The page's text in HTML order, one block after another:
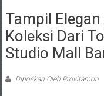
Tampil
Koleksi Dari
Studio Mall
Diposkan Oleh:Provitamon